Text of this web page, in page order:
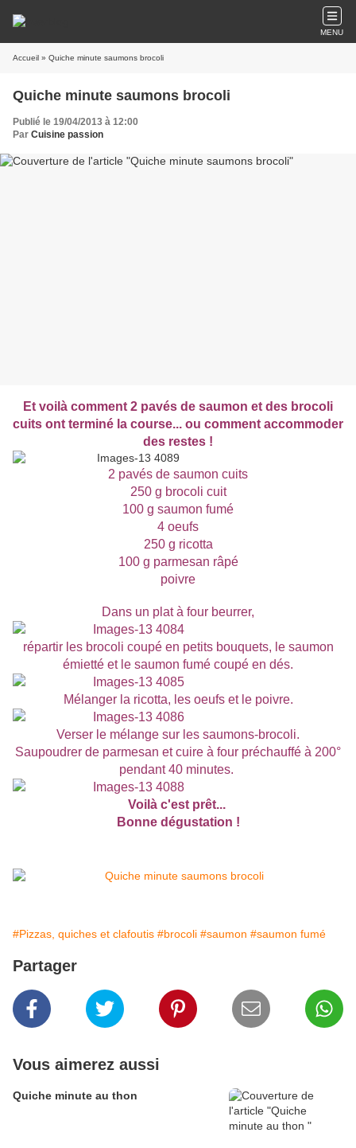
MENU
Accueil » Quiche minute saumons brocoli
Quiche minute saumons brocoli
Publié le 19/04/2013 à 12:00
Par Cuisine passion
Et voilà comment 2 pavés de saumon et des brocoli
cuits ont terminé la course... ou comment accommoder
des restes !
2 pavés de saumon cuits
250 g brocoli cuit
100 g saumon fumé
4 oeufs
250 g ricotta
100 g parmesan râpé
poivre
Dans un plat à four beurrer,
répartir les brocoli coupé en petits bouquets, le saumon
émietté et le saumon fumé coupé en dés.
Mélanger la ricotta, les oeufs et le poivre.
Verser le mélange sur les saumons-brocoli.
Saupoudrer de parmesan et cuire à four préchauffé à 200°
pendant 40 minutes.
Voilà c'est prêt...
Bonne dégustation !
#Pizzas, quiches et clafoutis #brocoli #saumon #saumon fumé
Partager
Vous aimerez aussi
Quiche minute au thon